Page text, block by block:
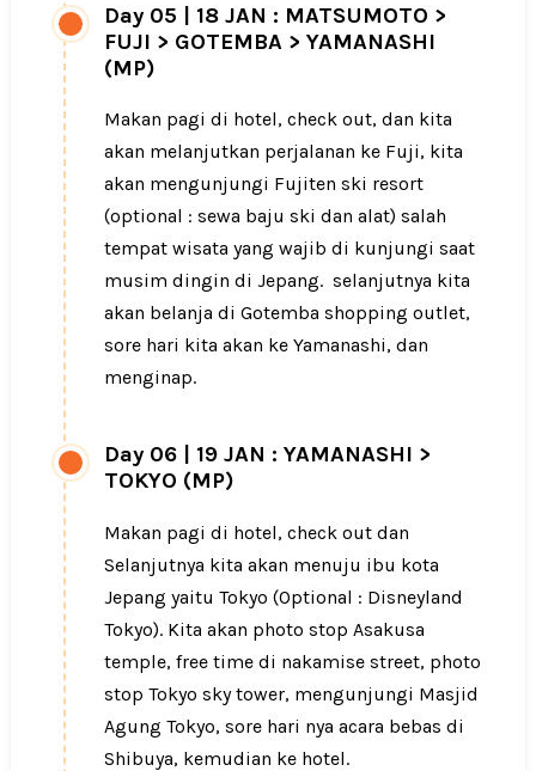
Day 05 | 18 JAN : MATSUMOTO >
FUJI > GOTEMBA > YAMANASHI
(MP)
Makan pagi di hotel, check out, dan kita
akan melanjutkan perjalanan ke Fuji, kita
akan mengunjungi Fujiten ski resort
(optional : sewa baju ski dan alat) salah
tempat wisata yang wajib di kunjungi saat
musim dingin di Jepang. selanjutnya kita
akan belanja di Gotemba shopping outlet,
sore hari kita akan ke Yamanashi, dan
menginap.
Day 06
19 JAN : YAMANASHI >
TOKYO (MP)
Makan pagi di hotel, check out dan
Selanjutnya kita akan menuju ibu kota
Jepang yaitu Tokyo (Optional : Disneyland
Tokyo). Kita akan photo stop Asakusa
temple, free time di nakamise street, photo
stop Tokyo sky tower, mengunjungi Masjid
Agung Tokyo, sore hari nya acara bebas di
Shibuya, kemudian ke hotel.